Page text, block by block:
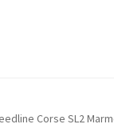
Corse SL2